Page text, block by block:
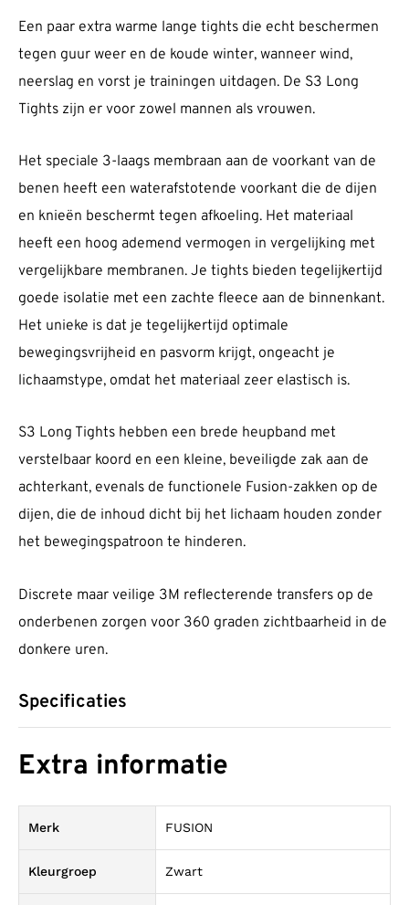
Een paar extra warme lange tights die echt beschermen
tegen guur weer en de koude winter, wanneer wind,
neerslag en vorst je trainingen uitdagen. De S3 Long
Tights zijn er voor zowel mannen als vrouwen.
Het speciale 3-laags membraan aan de voorkant van de
benen heeft een waterafstotende voorkant die de dijen
en knieën beschermt tegen afkoeling. Het materiaal
heeft een hoog ademend vermogen in vergelijking met
vergelijkbare membranen. Je tights bieden tegelijkertijd
goede isolatie met een zachte fleece aan de binnenkant.
Het unieke is dat je tegelijkertijd optimale
bewegingsvrijheid en pasvorm krijgt, ongeacht je
lichaamstype, omdat het materiaal zeer elastisch is.
S3 Long Tights hebben een brede heupband met
verstelbaar koord en een kleine, beveiligde zak aan de
achterkant, evenals de functionele Fusion-zakken op de
dijen, die de inhoud dicht bij het lichaam houden zonder
het bewegingspatroon te hinderen.
Discrete maar veilige 3M reflecterende transfers op de
onderbenen zorgen voor 360 graden zichtbaarheid in de
donkere uren.
Specificaties
Extra informatie
Merk FUSION
Kleurgroep Zwart